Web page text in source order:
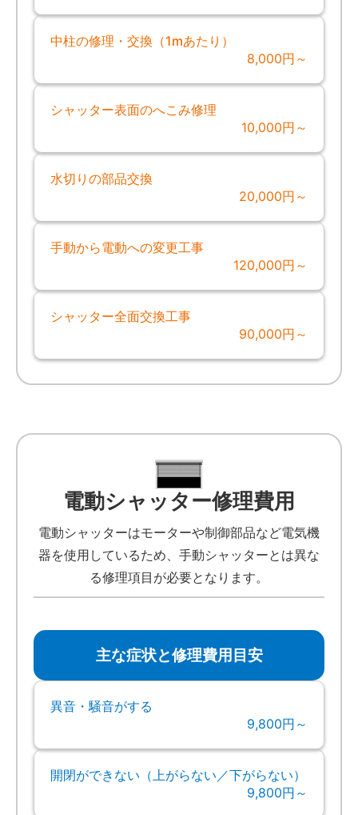
中柱の修理・交換（1mあたり）
8,000円～
シャッター表面のへこみ修理
10,000円～
水切りの部品交換
20,000円～
手動から電動への変更工事
120,000円～
シャッター全面交換工事
90,000円～
電動シャッター修理費用
電動シャッターはモーターや制御部品など電気機
器を使用しているため、手動シャッターとは異な
る修理項目が必要となります。
主な症状と修理費用目安
異音・騒音がする
9,800円～
開閉ができない（上がらない／下がらない）
9,800円～